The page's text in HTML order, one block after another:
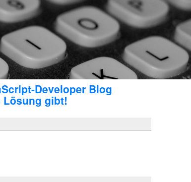
Developer Blog
Lösung gibt!